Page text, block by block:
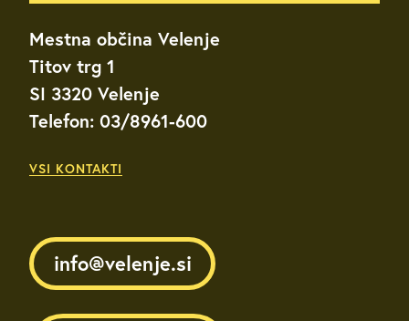
Mestna občina Velenje
Titov trg 1
SI 3320 Velenje
Telefon: 03/8961-600
VSI KONTAKTI
info@velenje.si